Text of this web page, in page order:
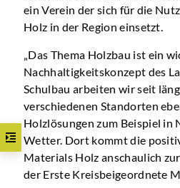
ein Verein der sich für die
Holz in der Region einsetzt.
„Das Thema Holzbau ist ein
Nachhaltigkeitskonzept des
Schulbau arbeiten wir seit
verschiedenen Standorten
Holzlösungen zum Beispiel in
Wetter. Dort kommt die
Materials Holz anschaulich
der Erste Kreisbeigeordnete